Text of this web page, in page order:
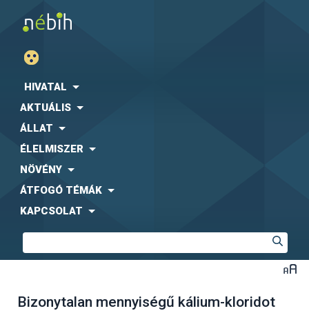
HIVATAL
AKTUÁLIS
ÁLLAT
ÉLELMISZER
NÖVÉNY
ÁTFOGÓ TÉMÁK
KAPCSOLAT
Bizonytalan mennyiségű kálium-kloridot